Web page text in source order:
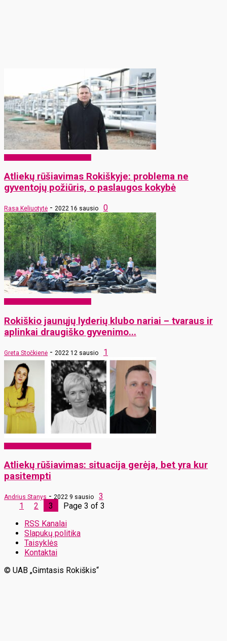
Atliekų rūšiavimas Rokiškyje: problema ne
gyventojų požiūris, o paslaugos kokybė
Rasa Keliuotytė - 2022 16 sausio 0
Rokiškio jaunųjų lyderių klubo nariai – tvaraus ir
aplinkai draugiško gyvenimo...
Greta Stočkienė - 2022 12 sausio 1
Atliekų rūšiavimas: situacija gerėja, bet yra kur
pasitempti
Andrius Stanys - 2022 9 sausio
3
1
2 3
Page 3 of 3
RSS Kanalai
Slapukų politika
Taisyklės
Kontaktai
© UAB „Gimtasis Rokiškis“